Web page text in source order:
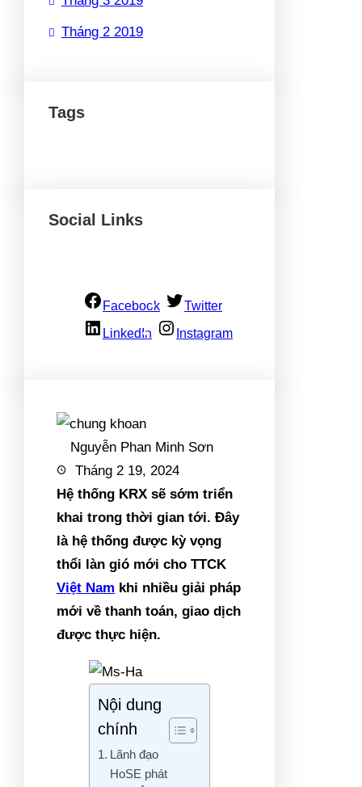
Tháng 2 2019
Tags
Social Links
Facebook
Twitter
LinkedIn
Instagram
Nguyễn Phan Minh Sơn
Tháng 2 19, 2024
Hệ thống KRX sẽ sớm triển
khai trong thời gian tới. Đây
là hệ thống được kỳ vọng
thổi làn gió mới cho TTCK
Việt Nam khi nhiều giải pháp
mới về thanh toán, giao dịch
được thực hiện.
Nội dung
chính
Lãnh đạo
HoSE phát